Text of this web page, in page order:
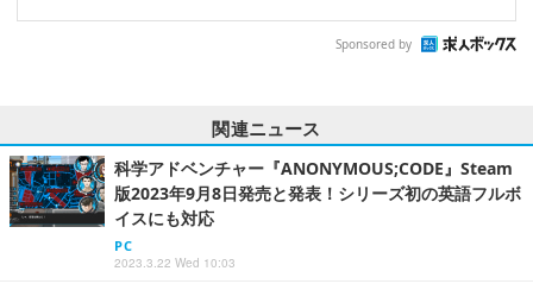
Sponsored by
関連ニュース
科学アドベンチャー『ANONYMOUS;CODE』Steam
版2023年9月8日発売と発表！シリーズ初の英語フルボ
イスにも対応
PC
2023.3.22 Wed 10:03